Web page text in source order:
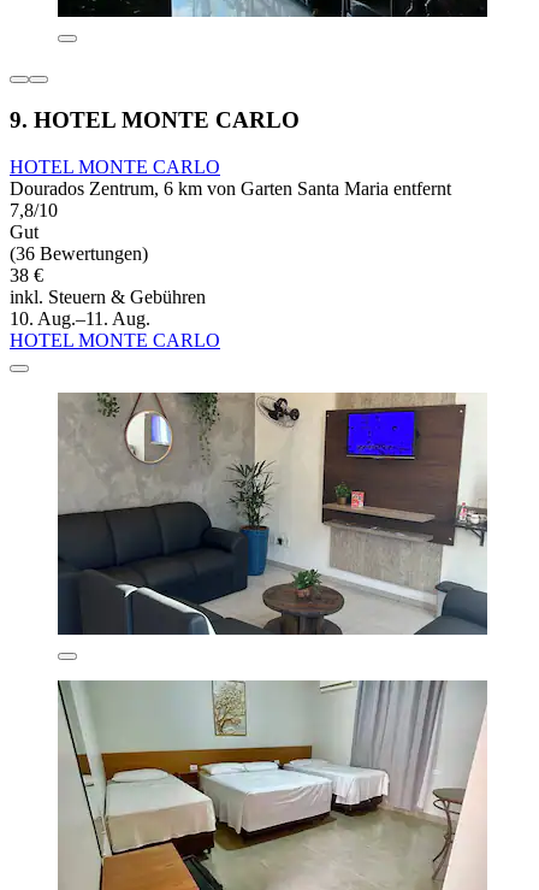
9. HOTEL MONTE CARLO
HOTEL MONTE CARLO
Dourados Zentrum, 6 km von Garten Santa Maria entfernt
7,8/10
Gut
(36 Bewertungen)
38 €
inkl. Steuern & Gebühren
10. Aug.–11. Aug.
HOTEL MONTE CARLO